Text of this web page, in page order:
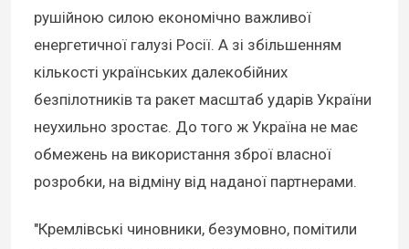
рушійною силою економічно важливої
енергетичної галузі Росії. А зі збільшенням
кількості українських далекобійних
безпілотників та ракет масштаб ударів України
неухильно зростає. До того ж Україна не має
обмежень на використання зброї власної
розробки, на відміну від наданої партнерами.
"Кремлівські чиновники, безумовно, помітили